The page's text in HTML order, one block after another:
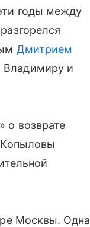
годы между
Дмитрием
Владимиру и
о возврате
Копыловы
Москвы. Одна